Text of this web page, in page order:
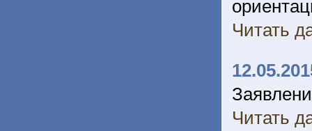
Читать
Читать